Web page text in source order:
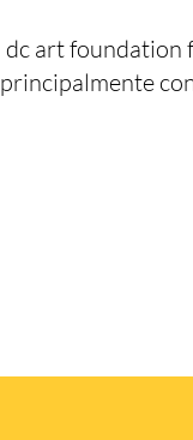
dc art foundation
principalmente